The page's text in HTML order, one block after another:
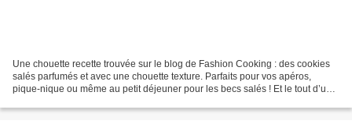
Une chouette recette trouvée sur le blog de Fashion Cooking : des cookies
salés parfumés et avec une chouette texture. Parfaits pour vos apéros,
pique-nique ou même au petit déjeuner pour les becs salés ! Et le tout d’une